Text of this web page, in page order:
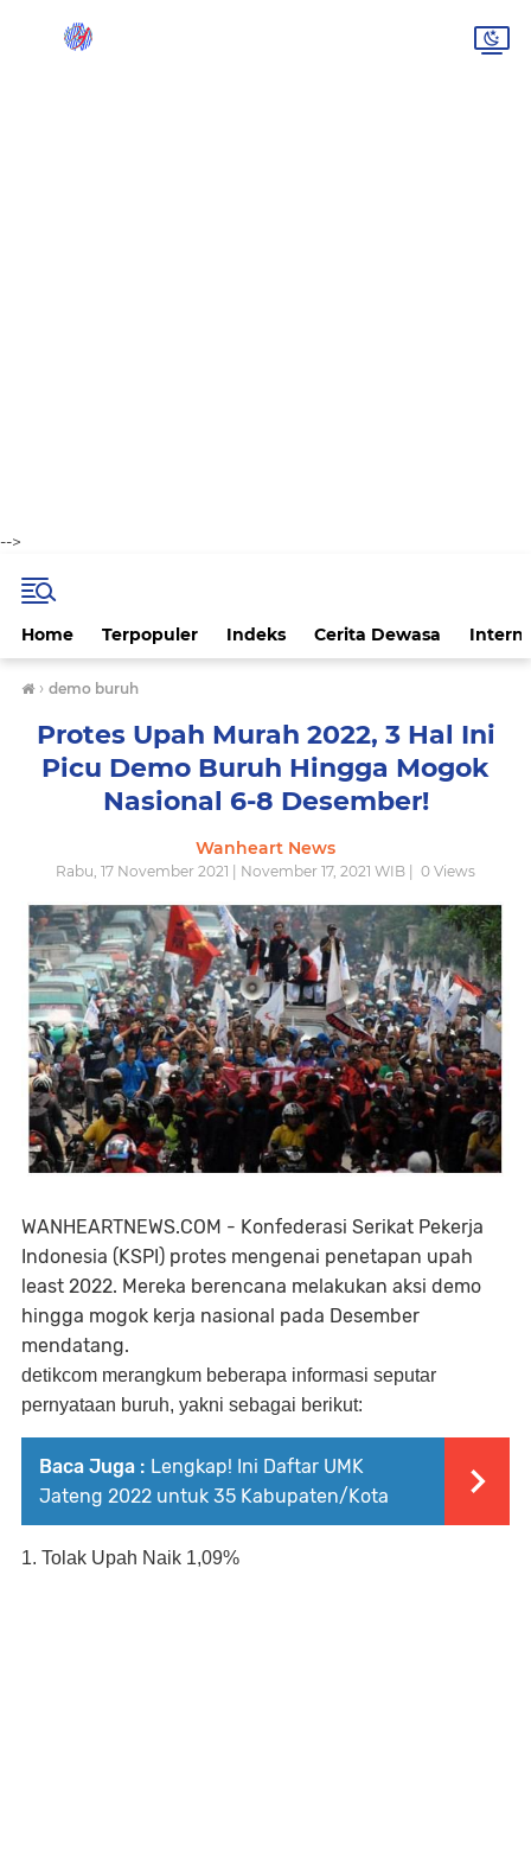
-->
Home Terpopuler Indeks Cerita Dewasa
› demo buruh
Protes Upah Murah 2022, 3 Hal Ini
Picu Demo Buruh Hingga Mogok
Nasional 6-8 Desember!
Wanheart News
Rabu, 17 November 2021 | November 17, 2021 WIB | 0 Views
WANHEARTNEWS.COM - Konfederasi Serikat Pekerja
Indonesia (KSPI) protes mengenai penetapan upah
least 2022. Mereka berencana melakukan aksi demo
hingga mogok kerja nasional pada Desember
mendatang.
detikcom merangkum beberapa informasi seputar
pernyataan buruh, yakni sebagai berikut:
Baca Juga : Lengkap! Ini Daftar UMK
Jateng 2022 untuk 35 Kabupaten/Kota
1. Tolak Upah Naik 1,09%